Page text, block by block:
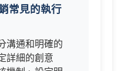
常見的執行
溝通和明確的
詳細的創意